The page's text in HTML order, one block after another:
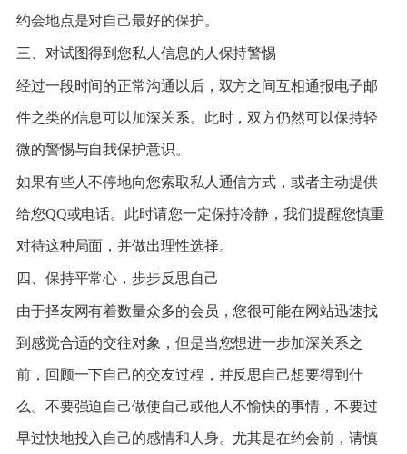
约会地点是对自己最好的保护。
三、对试图得到您私人信息的人保持警惕
经过一段时间的正常沟通以后，双方之间互相通报电子邮
件之类的信息可以加深关系。此时，双方仍然可以保持轻
微的警惕与自我保护意识。
如果有些人不停地向您索取私人通信方式，或者主动提供
给您QQ或电话。此时请您一定保持冷静，我们提醒您慎重
对待这种局面，并做出理性选择。
四、保持平常心，步步反思自己
由于择友网有着数量众多的会员，您很可能在网站迅速找
到感觉合适的交往对象，但是当您想进一步加深关系之
前，回顾一下自己的交友过程，并反思自己想要得到什
么。不要强迫自己做使自己或他人不愉快的事情，不要过
早过快地投入自己的感情和人身。尤其是在约会前，请慎